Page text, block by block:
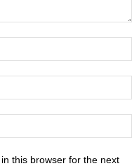
this browser for the next